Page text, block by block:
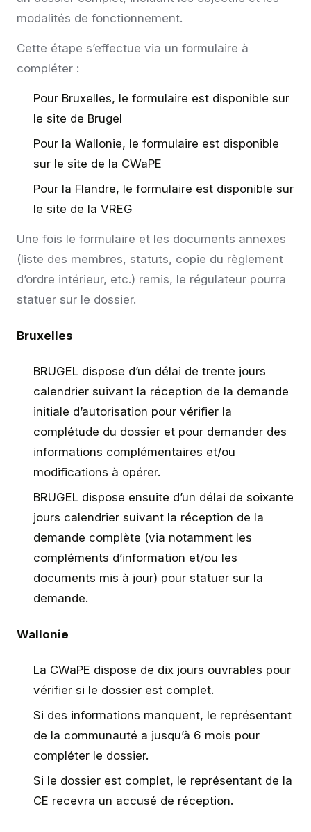
modalités de fonctionnement.
Cette étape s’effectue via un formulaire à
compléter :
Pour Bruxelles, le formulaire est disponible sur
le site de Brugel
Pour la Wallonie, le formulaire est disponible
sur le site de la CWaPE
Pour la Flandre, le formulaire est disponible sur
le site de la VREG
Une fois le formulaire et les documents annexes
(liste des membres, statuts, copie du règlement
d’ordre intérieur, etc.) remis, le régulateur pourra
statuer sur le dossier.
Bruxelles
BRUGEL dispose d’un délai de trente jours
calendrier suivant la réception de la demande
initiale d’autorisation pour vérifier la
complétude du dossier et pour demander des
informations complémentaires et/ou
modifications à opérer.
BRUGEL dispose ensuite d’un délai de soixante
jours calendrier suivant la réception de la
demande complète (via notamment les
compléments d’information et/ou les
documents mis à jour) pour statuer sur la
demande.
Wallonie
La CWaPE dispose de dix jours ouvrables pour
vérifier si le dossier est complet.
Si des informations manquent, le représentant
de la communauté a jusqu’à 6 mois pour
compléter le dossier.
Si le dossier est complet, le représentant de la
CE recevra un accusé de réception.